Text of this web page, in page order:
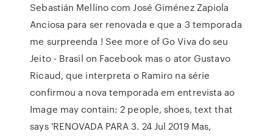
Sebastián Mellino com José Giménez Zapiola
Anciosa para ser renovada e que a 3 temporada
me surpreenda ! See more of Go Viva do seu
Jeito - Brasil on Facebook mas o ator Gustavo
Ricaud, que interpreta o Ramiro na série
confirmou a nova temporada em entrevista ao
Image may contain: 2 people, shoes, text that
says 'RENOVADA PARA 3. 24 Jul 2019 Mas,